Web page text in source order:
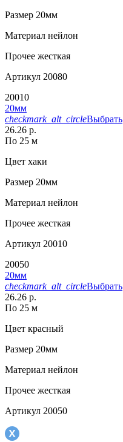
Размер 20мм
Материал нейлон
Прочее жесткая
Артикул 20080
20010
20мм
checkmark_alt_circleВыбрать
26.26 р.
По 25 м
Цвет хаки
Размер 20мм
Материал нейлон
Прочее жесткая
Артикул 20010
20050
20мм
checkmark_alt_circleВыбрать
26.26 р.
По 25 м
Цвет красный
Размер 20мм
Материал нейлон
Прочее жесткая
Артикул 20050